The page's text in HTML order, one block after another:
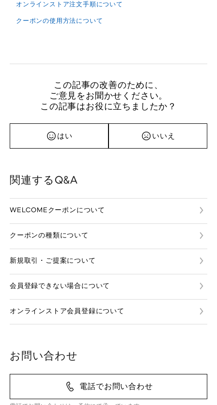
オンラインストア注文手順について
クーポンの使用方法について
この記事の改善のために、
ご意見をお聞かせください。
この記事はお役に立ちましたか？
はい いいえ
関連するQ&A
WELCOMEクーポンについて
クーポンの種類について
新規取引・ご提案について
会員登録できない場合について
オンラインストア会員登録について
お問い合わせ
電話でお問い合わせ